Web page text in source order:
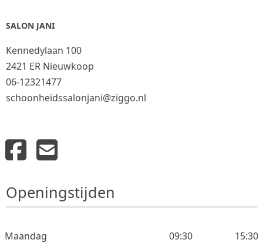
SALON JANI
Kennedylaan 100
2421 ER Nieuwkoop
06-12321477
schoonheidssalonjani@ziggo.nl
Openingstijden
Maandag 09:30
15:30